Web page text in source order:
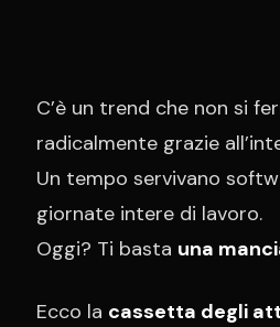
C’è un trend che non si
radicalmente grazie
Un tempo servivano
giornate intere di lavoro.
Oggi? Ti basta una
Ecco la cassetta degli